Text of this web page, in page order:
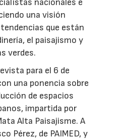
nacionales e
una visión
que están
el paisajismo y
verdes.
para el 6 de
una ponencia sobre
de espacios
impartida por
Alta Paisajisme. A
Pérez, de PAIMED, y